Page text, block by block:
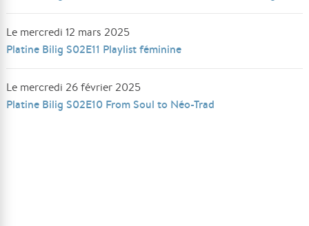
Le mercredi 12 mars 2025
Platine Bilig S02E11 Playlist féminine
Le mercredi 26 février 2025
Platine Bilig S02E10 From Soul to Néo-Trad